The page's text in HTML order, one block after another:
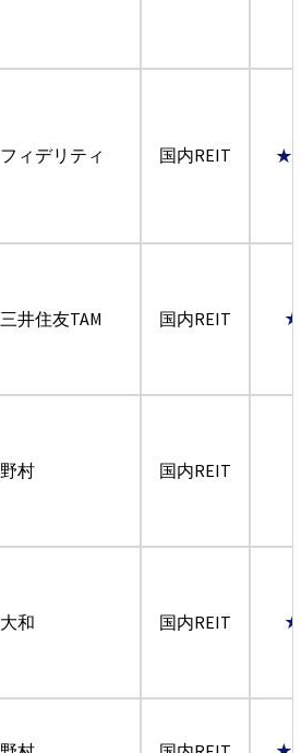
フィデリティ 国内REIT
三井住友TAM 国内REIT
野村 国内REIT
大和 国内REIT